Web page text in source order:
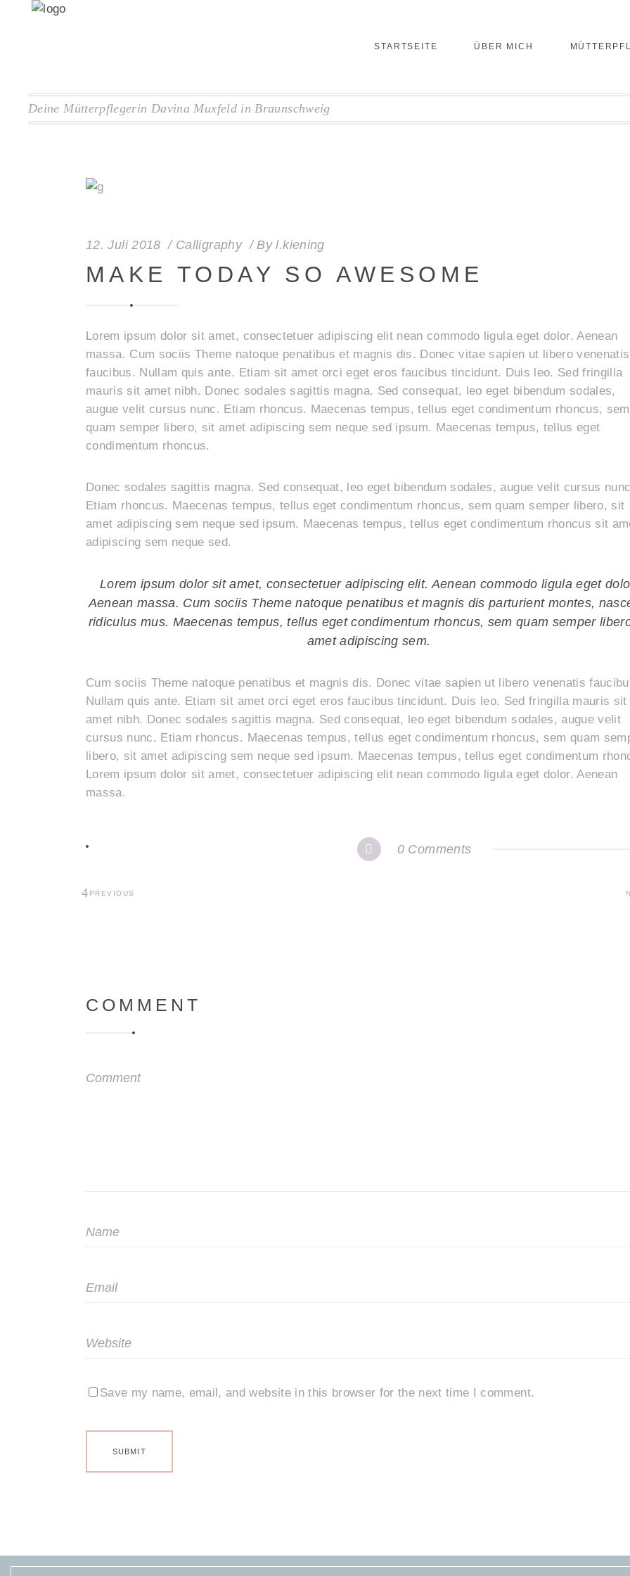
STARTSEITE ÜBER MICH
Deine Mütterpflegerin Davina Muxfeld in Braunschweig
12. Juli 2018 Calligraphy Byl.kiening
MAKE TODAY SO AWESOME
Lorem ipsum dolor sit amet, consectetuer adipiscing elit nean commodo ligula eget dolor. Aenean
massa. Cum sociis Theme natoque penatibus et magnis dis. Donec vitae sapien ut libero venenatis
faucibus. Nullam quis ante. Etiam sit amet orci eget eros faucibus tincidunt. Duis leo. Sed fringilla
mauris sit amet nibh. Donec sodales sagittis magna. Sed consequat, leo eget bibendum sodales,
augue velit cursus nunc. Etiam rhoncus. Maecenas tempus, tellus eget condimentum rhoncus, sem
quam semper libero, sit amet adipiscing sem neque sed ipsum. Maecenas tempus, tellus eget
condimentum rhoncus.
Donec sodales sagittis magna. Sed consequat, leo eget bibendum sodales, augue velit cursus
Etiam rhoncus. Maecenas tempus, tellus eget condimentum rhoncus, sem quam semper libero, sit
amet adipiscing sem neque sed ipsum. Maecenas tempus, tellus eget condimentum rhoncus sit
adipiscing sem neque sed.
Lorem ipsum dolor sit amet, consectetuer adipiscing elit. Aenean commodo ligula eget
Aenean massa. Cum sociis Theme natoque penatibus et magnis dis parturient montes,
ridiculus mus. Maecenas tempus, tellus eget condimentum rhoncus, sem quam semper
amet adipiscing sem.
Cum sociis Theme natoque penatibus et magnis dis. Donec vitae sapien ut libero venenatis
Nullam quis ante. Etiam sit amet orci eget eros faucibus tincidunt. Duis leo. Sed fringilla mauris sit
amet nibh. Donec sodales sagittis magna. Sed consequat, leo eget bibendum sodales, augue velit
cursus nunc. Etiam rhoncus. Maecenas tempus, tellus eget condimentum rhoncus, sem quam
libero, sit amet adipiscing sem neque sed ipsum. Maecenas tempus, tellus eget condimentum
Lorem ipsum dolor sit amet, consectetuer adipiscing elit nean commodo ligula eget dolor. Aenean
massa.
0 Comments
PREVIOUS
COMMENT
Save my name, email, and website in this browser for the next time I comment.